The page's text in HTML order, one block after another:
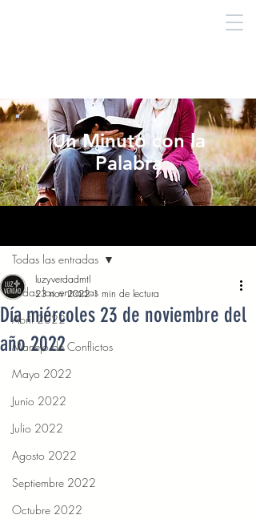
Un Minuto con la
Palabra
Todas las entradas
Abril 2022
Manejo de Conflictos
Mayo 2022
Junio 2022
Julio 2022
Agosto 2022
Septiembre 2022
Octubre 2022
Todas las entradas
Día miércoles 23 de noviembre del
año 2022
luzyverdadmtl
23 nov 2022 1 min de lectura